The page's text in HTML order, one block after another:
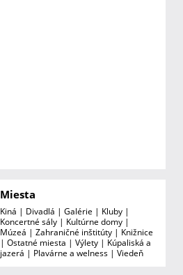
Miesta
Kiná | Divadlá | Galérie | Kluby |
Koncertné sály | Kultúrne domy |
Múzeá | Zahraničné inštitúty | Knižnice
| Ostatné miesta | Výlety | Kúpaliská a
jazerá | Plavárne a welness | Viedeň